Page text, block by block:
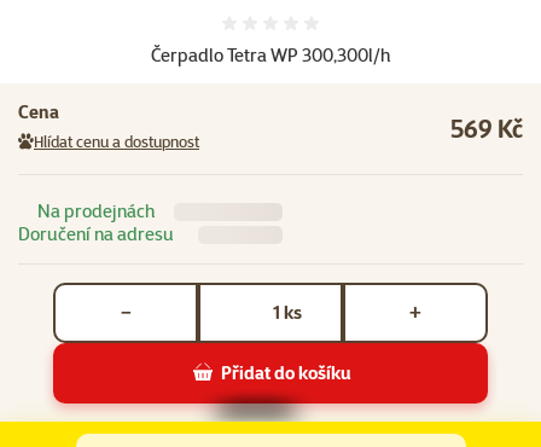
Čerpadlo Tetra WP 300,300l/h
Cena
Hlídat cenu a dostupnost 569 Kč
Na prodejnách
Doručení na adresu
ks
− +
Přidat do košíku